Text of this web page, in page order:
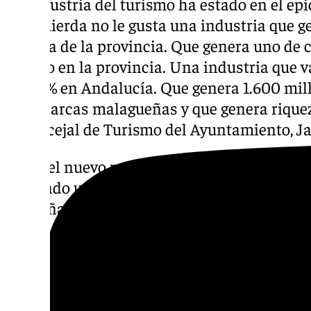
la izquierda no le gusta una industria que
riqueza de la provincia. Que genera uno
trabajo en la provincia. Una industria que
un 2,7% en Andalucía. Que genera 1.600
en las arcas malagueñas y que genera
el concejal de Turismo del Ayuntamiento,
Sobre el nuevo registro de viajeros, Florido
generado una burocracia y una falta de
pequeñas y medianas empresas y que
administrativa». «Venís a vendernos la